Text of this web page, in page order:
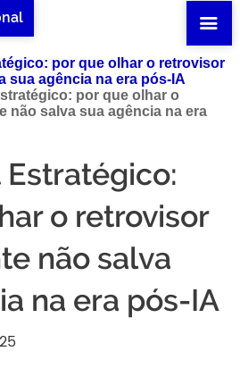
por que olhar o retrovisor
sua agência na era pós-IA
por que olhar o
não salva sua agência na era
o retrovisor
não salva
na era pós-IA